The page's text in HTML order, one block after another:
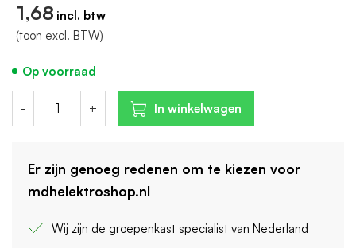
1,68
(toon excl. BTW)
- + In winkelwagen
Er zijn genoeg redenen om te kiezen voor
mdhelektroshop.nl
Wij zijn de groepenkast specialist van Nederland
Op voorraad